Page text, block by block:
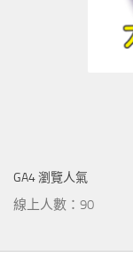
GA4 瀏覽人氣
線上人數：90